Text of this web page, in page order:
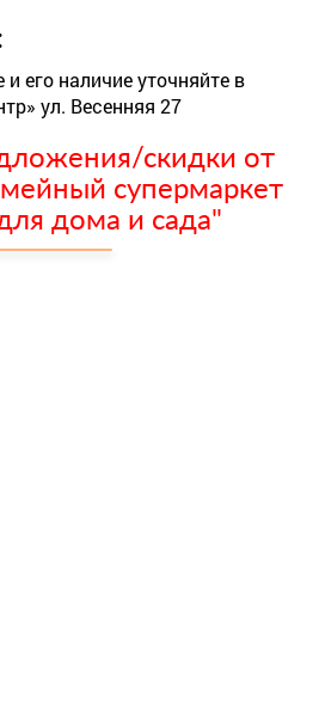
его наличие уточняйте в
ул. Весенняя 27
скидки от
супермаркет
дома и сада"